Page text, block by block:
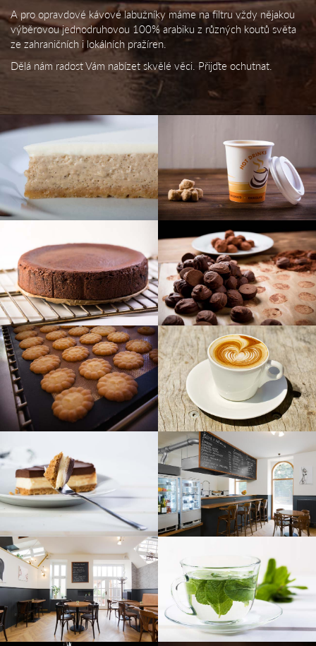
A pro opravdové kávové labužníky máme na filtru vždy nějakou
výběrovou jednodruhovou 100% arabiku z různých koutů světa
ze zahraničních i lokálních pražíren.
Dělá nám radost Vám nabízet skvělé věci. Přijďte ochutnat.